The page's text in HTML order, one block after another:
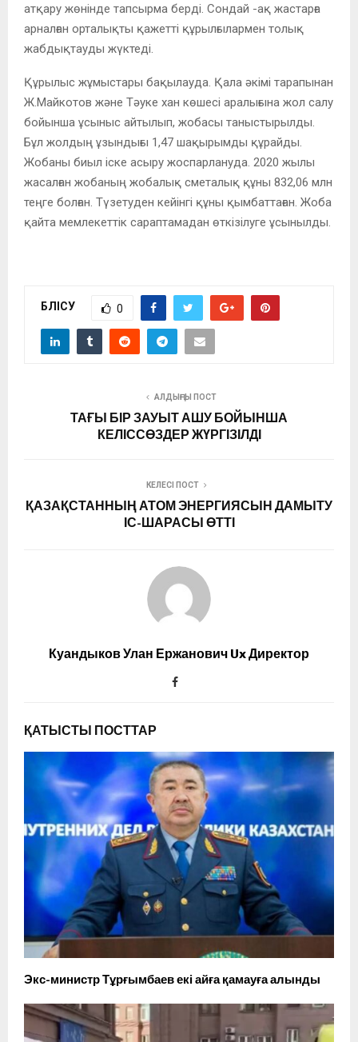
атқару жөнінде тапсырма берді. Сондай -ақ жастарға
арналған орталықты қажетті құрылғылармен толық
жабдықтауды жүктеді.
Құрылыс жұмыстары бақылауда. Қала әкімі тарапынан
Ж.Майкотов және Тәуке хан көшесі аралығына жол салу
бойынша ұсыныс айтылып, жобасы таныстырылды.
Бұл жолдың ұзындығы 1,47 шақырымды құрайды.
Жобаны биыл іске асыру жоспарлануда. 2020 жылы
жасалған жобаның жобалық сметалық құны 832,06 млн
теңге болған. Түзетуден кейінгі құны қымбаттаған. Жоба
қайта мемлекеттік сараптамадан өткізілуге ұсынылды.
БӨЛІСУ 0
АЛДЫҢҒЫ ПОСТ
ТАҒЫ БІР ЗАУЫТ АШУ БОЙЫНША
КЕЛІССӨЗДЕР ЖҮРГІЗІЛДІ
КЕЛЕСІ ПОСТ
ҚАЗАҚСТАННЫҢ АТОМ ЭНЕРГИЯСЫН ДАМЫТУ
ІС-ШАРАСЫ ӨТТІ
Куандыков Улан Ержанович Ux Директор
ҚАТЫСТЫ ПОСТТАР
Экс-министр Тұрғымбаев екі айға қамауға алынды